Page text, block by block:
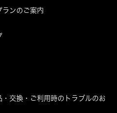
ランのご案内
・交換・ご利用時のトラブルのお